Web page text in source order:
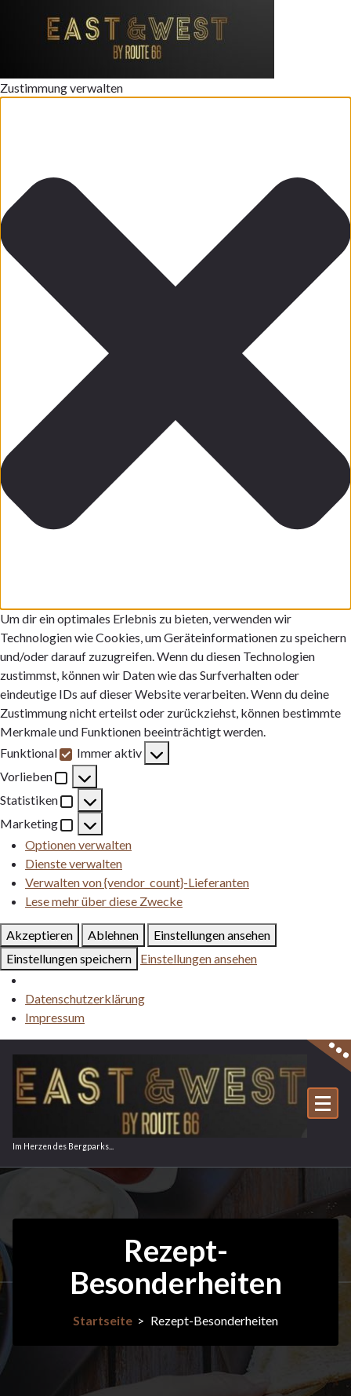
Zustimmung verwalten
Um dir ein optimales Erlebnis zu bieten, verwenden wir
Technologien wie Cookies, um Geräteinformationen zu speichern
und/oder darauf zuzugreifen. Wenn du diesen Technologien
zustimmst, können wir Daten wie das Surfverhalten oder
eindeutige IDs auf dieser Website verarbeiten. Wenn du deine
Zustimmung nicht erteilst oder zurückziehst, können bestimmte
Merkmale und Funktionen beeinträchtigt werden.
Funktional
Funktional
Immer aktiv
Vorlieben
Vorlieben
Statistiken
Statistiken
Marketing
Marketing
Optionen verwalten
Dienste verwalten
Verwalten von {vendor_count}-Lieferanten
Lese mehr über diese Zwecke
Akzeptieren Ablehnen
Einstellungen ansehen
Einstellungen speichern
Einstellungen ansehen
Datenschutzerklärung
Impressum
Inhalt
springen
Im Herzen des Bergparks...
Rezept-
Besonderheiten
Startseite> Rezept-Besonderheiten